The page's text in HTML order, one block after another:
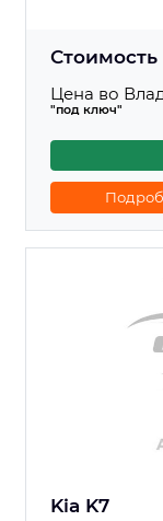
Стоимость
Цена во
"под ключ"
Kia K7